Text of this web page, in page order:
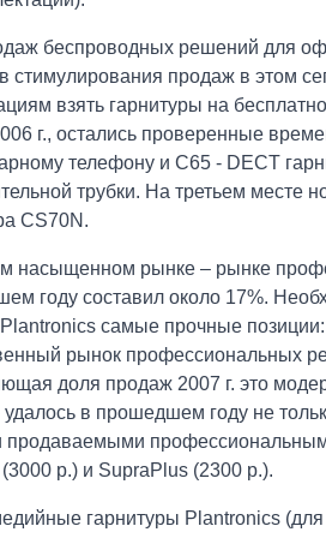
беспроводных решений для
стимулирования продаж в этом
взять гарнитуры на
г., остались проверенные
телефону и С65 - DECT
трубки. На третьем месте
CS70N.
насыщенном рынке – рынке
году составил около 17%.
самые прочные
рынок профессиональных
доля продаж 2007 г. это
в прошедшем году не
р.) и SupraPlus (2300 р.).
гарнитуры Plantronics